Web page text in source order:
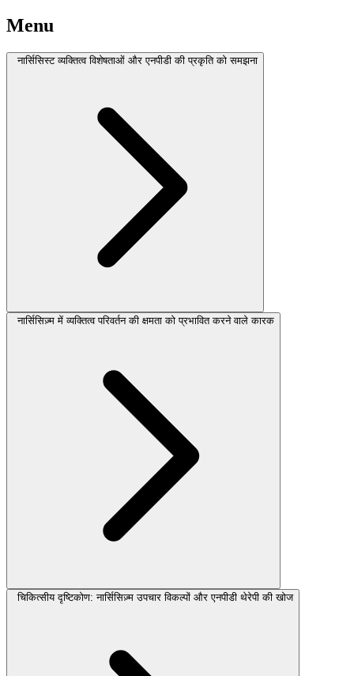
Menu
नार्सिसिस्ट व्यक्तित्व विशेषताओं और एनपीडी की प्रकृति को समझना
नार्सिसिज़्म में व्यक्तित्व परिवर्तन की क्षमता को प्रभावित करने वाले कारक
चिकित्सीय दृष्टिकोण: नार्सिसिज़्म उपचार विकल्पों और एनपीडी थेरेपी की खोज